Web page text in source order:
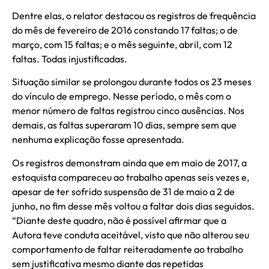
Dentre elas, o relator destacou os registros de frequência
do mês de fevereiro de 2016 constando 17 faltas; o de
março, com 15 faltas; e o mês seguinte, abril, com 12
faltas. Todas injustificadas.
Situação similar se prolongou durante todos os 23 meses
do vínculo de emprego. Nesse período, o mês com o
menor número de faltas registrou cinco ausências. Nos
demais, as faltas superaram 10 dias, sempre sem que
nenhuma explicação fosse apresentada.
Os registros demonstram ainda que em maio de 2017, a
estoquista compareceu ao trabalho apenas seis vezes e,
apesar de ter sofrido suspensão de 31 de maio a 2 de
junho, no fim desse mês voltou a faltar dois dias seguidos.
“Diante deste quadro, não é possível afirmar que a
Autora teve conduta aceitável, visto que não alterou seu
comportamento de faltar reiteradamente ao trabalho
sem justificativa mesmo diante das repetidas